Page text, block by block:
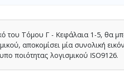
του Τόμου Γ - Κεφάλαια 1-5, θα
αποκομίσει μία συνολική
ποιότητας λογισμικού ISO9126.